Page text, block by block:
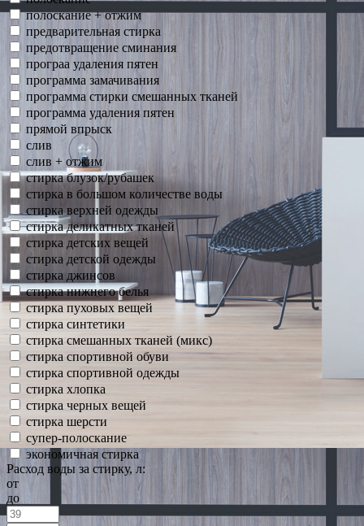
полоскание + отжим
предварительная стирка
предотвращение сминания
програа удаления пятен
программа замачивания
программа стирки смешанных тканей
программа удаления пятен
прямой впрыск
слив
слив + отжим
стирка блузок/рубашек
стирка в большом количестве воды
стирка верхней одежды
стирка деликатных тканей
стирка детских вещей
стирка детской одежды
стирка джинсов
стирка нижнего белья
стирка пуховых вещей
стирка синтетики
стирка смешанных тканей (микс)
стирка спортивной обуви
стирка спортивной одежды
стирка хлопка
стирка черных вещей
стирка шерсти
супер-полоскание
экономичная стирка
Расход воды за стирку, л:
от
до